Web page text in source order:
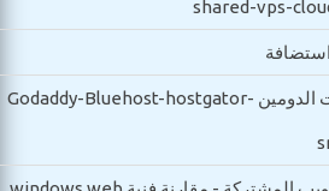
مقارنة بين اسعار شركات الدومين Godaddy-Bluehost-hostgator-